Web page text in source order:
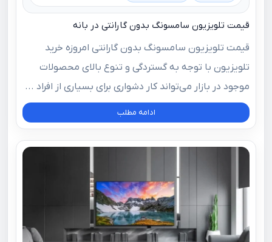
قیمت تلویزیون سامسونگ بدون گارانتی در بانه
قیمت تلویزیون سامسونگ بدون گارانتی امروزه خرید
تلویزیون با توجه به گستردگی و تنوع بالای محصولات
موجود در بازار می‌تواند کار دشواری برای بسیاری از افراد ...
ادامه مطلب